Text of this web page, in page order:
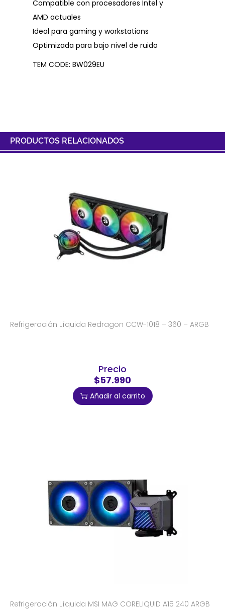
Compatible con procesadores Intel y
AMD actuales
Ideal para gaming y workstations
Optimizada para bajo nivel de ruido
TEM CODE: BW029EU
PRODUCTOS RELACIONADOS
Refrigeración Líquida Redragon CCW-1018 – 360 – ARGB
Precio
$57.990
Añadir al carrito
Refrigeración Líquida MSI MAG CORELIQUID A15 240 ARGB